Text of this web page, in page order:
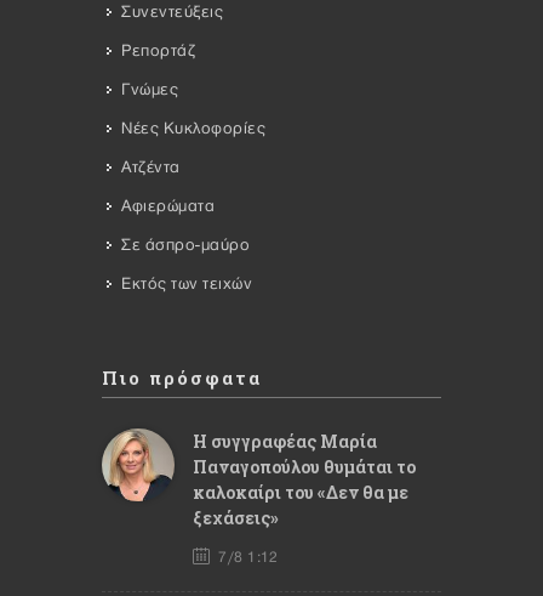
Συνεντεύξεις
Ρεπορτάζ
Γνώμες
Νέες Κυκλοφορίες
Ατζέντα
Αφιερώματα
Σε άσπρο-μαύρο
Εκτός των τειχών
Πιο πρόσφατα
Η συγγραφέας Μαρία
Παναγοπούλου θυμάται το
καλοκαίρι του «Δεν θα με
ξεχάσεις»
7/8 1:12